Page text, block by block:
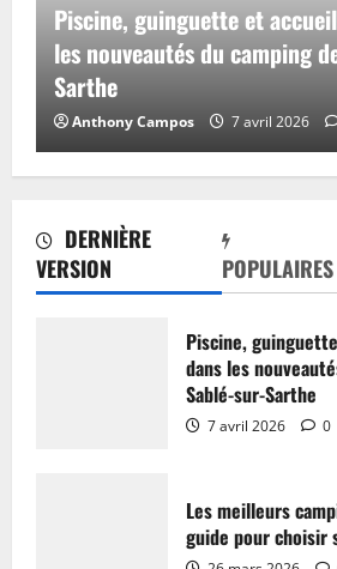
DERNIÈRE
VERSION
POPULAIRES
Piscine,
dans les
Sablé-sur-Sarthe
7 avril 2026 0
Les meilleurs
guide pour choisir
Piscine, guinguette et
les nouveautés du camping
Sarthe
Anthony Campos 7 avril 2026